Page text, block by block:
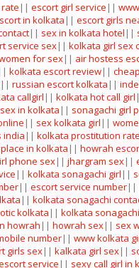
|| escort girl service ||
in kolkata || escort girls
|| sex in kolkata hotel ||
service sex|| kolkata girl sex
for sex|| air hostess
|| kolkata escort review||
|| russian escort kolkata ||
callgirl || kolkata hot call girl
in kolkata || sonagachi girl
|| sex kolkata girl ||
india || kolkata prostitution
in kolkata || howrah
phone sex|| jhargram sex||
|| kolkata sonagachi girl ||
|| escort service number||
|| kolkata sonagachi
kolkata || kolkata
howrah || howrah sex|| sex
number|| www kolkata
girls sex|| kalkata girl sex||
service || sexy call girl in